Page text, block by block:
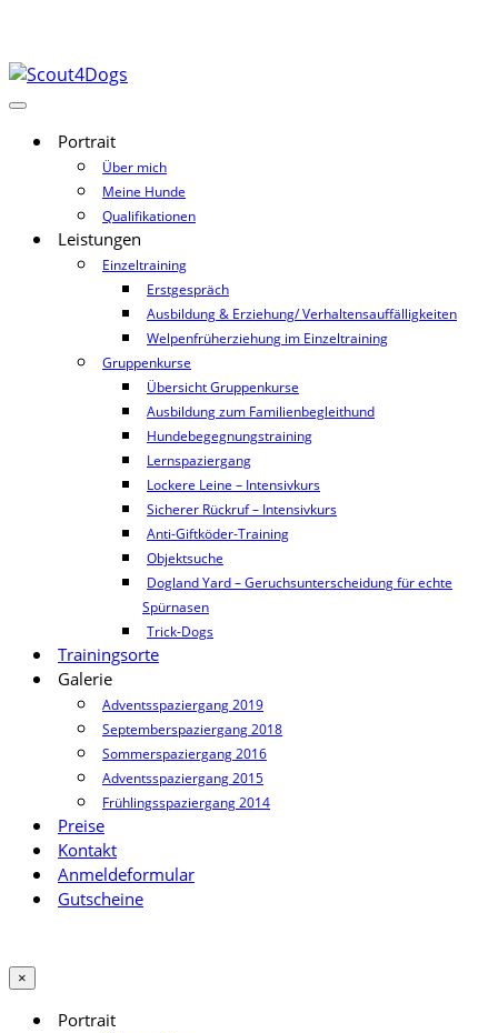
Portrait
Über mich
Meine Hunde
Qualifikationen
Leistungen
Einzeltraining
Erstgespräch
Ausbildung & Erziehung/ Verhaltensauffälligkeiten
Welpenfrüherziehung im Einzeltraining
Gruppenkurse
Übersicht Gruppenkurse
Ausbildung zum Familienbegleithund
Hundebegegnungstraining
Lernspaziergang
Lockere Leine – Intensivkurs
Sicherer Rückruf – Intensivkurs
Anti-Giftköder-Training
Objektsuche
Dogland Yard – Geruchsunterscheidung für echte
Spürnasen
Trick-Dogs
Trainingsorte
Galerie
Adventsspaziergang 2019
Septemberspaziergang 2018
Sommerspaziergang 2016
Adventsspaziergang 2015
Frühlingsspaziergang 2014
Preise
Kontakt
Anmeldeformular
Gutscheine
×
Portrait